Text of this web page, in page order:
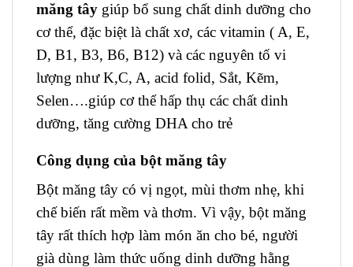
măng tây giúp bổ sung chất dinh dưỡng cho
cơ thể, đặc biệt là chất xơ, các vitamin ( A, E,
D, B1, B3, B6, B12) và các nguyên tố vi
lượng như K,C, A, acid folid, Sắt, Kẽm,
Selen….giúp cơ thể hấp thụ các chất dinh
dưỡng, tăng cường DHA cho trẻ
Công dụng của bột măng tây
Bột măng tây có vị ngọt, mùi thơm nhẹ, khi
chế biến rất mềm và thơm. Vì vậy, bột măng
tây rất thích hợp làm món ăn cho bé, người
già dùng làm thức uống dinh dưỡng hằng